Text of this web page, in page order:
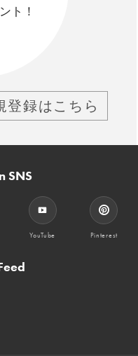
ト！
登録はこちら
SNS
YouTube Pinterest